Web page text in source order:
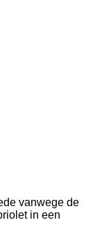
vanwege de
in een